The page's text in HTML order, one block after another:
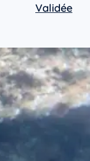
Validée